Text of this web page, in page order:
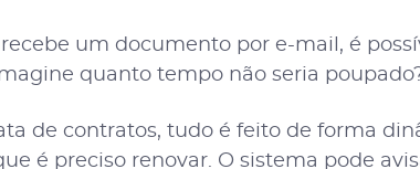
um documento por e-mail, é
quanto tempo não seria
de contratos, tudo é feito de forma
é preciso renovar. O sistema pode